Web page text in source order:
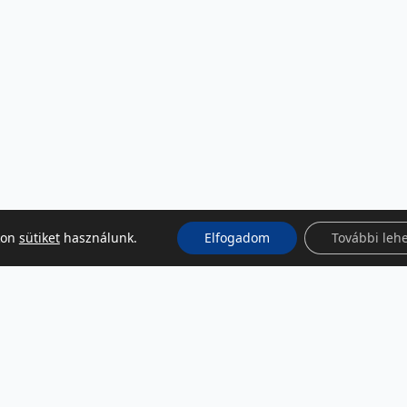
sütikethasználunk. Elfogadom További